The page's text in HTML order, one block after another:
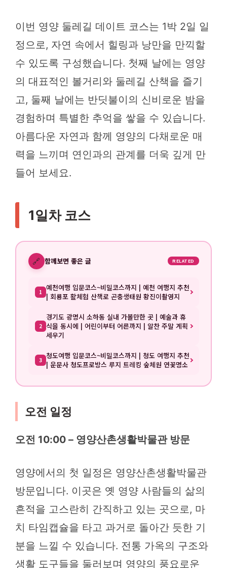
이번 영양 둘레길 데이트 코스는 1박 2일 일
정으로, 자연 속에서 힐링과 낭만을 만끽할
수 있도록 구성했습니다. 첫째 날에는 영양
의 대표적인 볼거리와 둘레길 산책을 즐기
고, 둘째 날에는 반딧불이의 신비로운 밤을
경험하며 특별한 추억을 쌓을 수 있습니다.
아름다운 자연과 함께 영양의 다채로운 매
력을 느끼며 연인과의 관계를 더욱 깊게 만
들어 보세요.
1일차 코스
🔗 함께보면 좋은 글 RELATED
1 예천여행 입문코스~비밀코스까지 | 예천 여행지 추천
| 회룡포 활체험 산책로 곤충생태원 황진이촬영지
2
경기도 광명시 소하동 실내 가볼만한 곳 | 예술과 휴
식을 동시에 | 어린이부터 어른까지 | 알찬 주말 계획
세우기
3 청도여행 입문코스~비밀코스까지 | 청도 여행지 추천
| 운문사 청도프로방스 루지 트레킹 숲체원 연꽃명소
오전 일정
오전 10:00 – 영양산촌생활박물관 방문
영양에서의 첫 일정은 영양산촌생활박물관
방문입니다. 이곳은 옛 영양 사람들의 삶의
흔적을 고스란히 간직하고 있는 곳으로, 마
치 타임캡슐을 타고 과거로 돌아간 듯한 기
분을 느낄 수 있습니다. 전통 가옥의 구조와
생활 도구들을 둘러보며 영양의 풍요로운